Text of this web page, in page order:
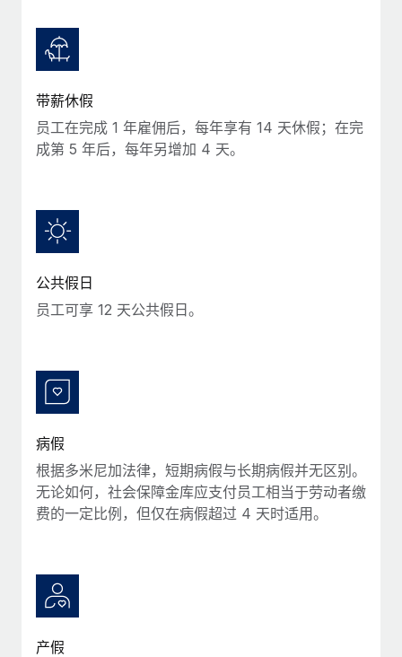
咨询专家
获得全球人力资源与合规方面的专家帮助
简化候选人筛选流程
合规守望台
设备管理
在全球范围内配置和跟踪 IT 设备
快速建立合规实体
福利
轻松管理员工福利
集成与人工智能自动化咨询
洞察中心
获得支持
查看全部资源
Why owned entities are key to maintaining
EOR compliance
to the demands of today’s labor market, the...
了解更多
What a Workday global payroll implementation
actually looks like
six-month project with a dedicated team....
了解更多
带薪休假
员工在完成 1 年雇佣后，每年享有 14 天休假；在完
成第 5 年后，每年另增加 4 天。
公共假日
员工可享 12 天公共假日。
病假
根据多米尼加法律，短期病假与长期病假并无区别。
无论如何，社会保障金库应支付员工相当于劳动者缴
费的一定比例，但仅在病假超过 4 天时适用。
产假